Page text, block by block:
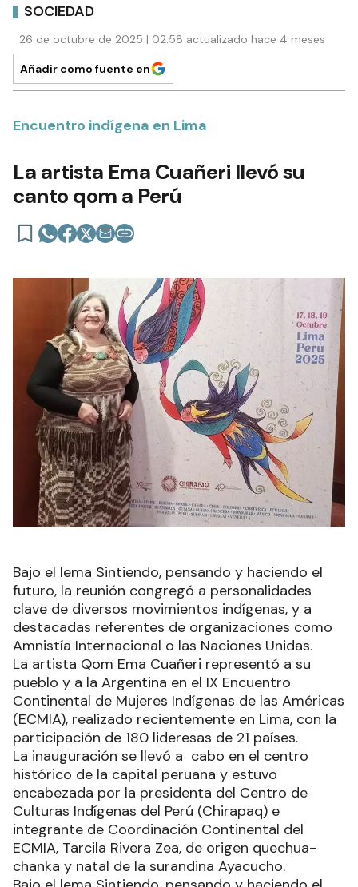
SOCIEDAD
26 de octubre de 2025 | 02:58 actualizado hace 4 meses
Añadir como fuente en
Encuentro indígena en Lima
La artista Ema Cuañeri llevó su
canto qom a Perú
Bajo el lema Sintiendo, pensando y haciendo el
futuro, la reunión congregó a personalidades
clave de diversos movimientos indígenas, y a
destacadas referentes de organizaciones como
Amnistía Internacional o las Naciones Unidas.
La artista Qom Ema Cuañeri representó a su
pueblo y a la Argentina en el IX Encuentro
Continental de Mujeres Indígenas de las Américas
(ECMIA), realizado recientemente en Lima, con la
participación de 180 lideresas de 21 países.
La inauguración se llevó a cabo en el centro
histórico de la capital peruana y estuvo
encabezada por la presidenta del Centro de
Culturas Indígenas del Perú (Chirapaq) e
integrante de Coordinación Continental del
ECMIA, Tarcila Rivera Zea, de origen quechua-
chanka y natal de la surandina Ayacucho.